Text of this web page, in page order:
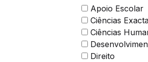
Apoio Escolar
Ciências
Ciências
Direito